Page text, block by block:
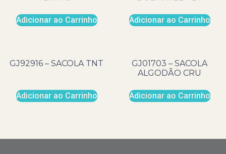
Adicionar ao Carrinho Adicionar ao Carrinho
GJ92916 – SACOLA TNT
Adicionar ao Carrinho
GJ01703 – SACOLA
ALGODÃO CRU
Adicionar ao Carrinho